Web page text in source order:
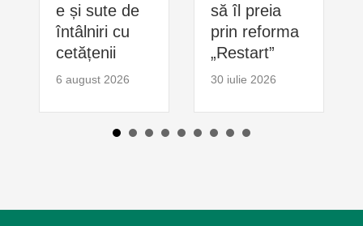
e și sute de
întâlniri cu
cetățenii
6 august 2026
să îl preia
prin reforma
„Restart”
30 iulie 2026